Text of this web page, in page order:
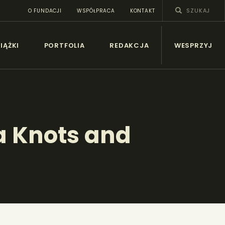
O FUNDACJI WSPÓŁPRACA KONTAKT
PORTFOLIA REDAKCJA WESPRZYJ
Knots and